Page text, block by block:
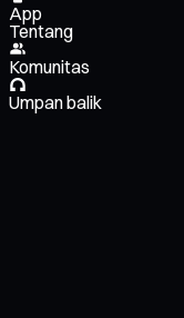
App
Tentang
Komunitas
Umpan balik